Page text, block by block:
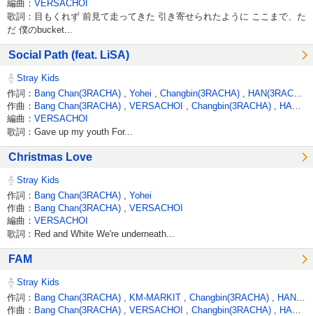
編曲： VERSACHOI
歌詞：目もくれず 前見て走ってきた 引き寄せられたように ここまで、た
だ 僕のbucket...
Social Path (feat. LiSA)
Stray Kids
作詞： Bang Chan(3RACHA) Yohei Changbin(3RACHA)
HAN(3RACHA)
作曲： Bang Chan(3RACHA) VERSACHOI Changbin(3RACHA)
HAN(3RACHA)
編曲： VERSACHOI
歌詞：Gave up my youth For...
Christmas Love
Stray Kids
作詞： Bang Chan(3RACHA)
Yohei
作曲： Bang Chan(3RACHA)
VERSACHOI
編曲： VERSACHOI
歌詞：Red and White We're underneath...
FAM
Stray Kids
作詞： Bang Chan(3RACHA) KM-MARKIT Changbin(3RACHA)
HAN(3RACHA)
作曲： Bang Chan(3RACHA) VERSACHOI Changbin(3RACHA) HAN(3RACHA)